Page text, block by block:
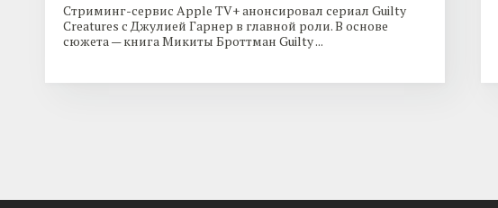
Стриминг-сервис Apple TV+ анонсировал сериал Guilty
Creatures с Джулией Гарнер в главной роли. В основе
сюжета — книга Микиты Броттман Guilty ...